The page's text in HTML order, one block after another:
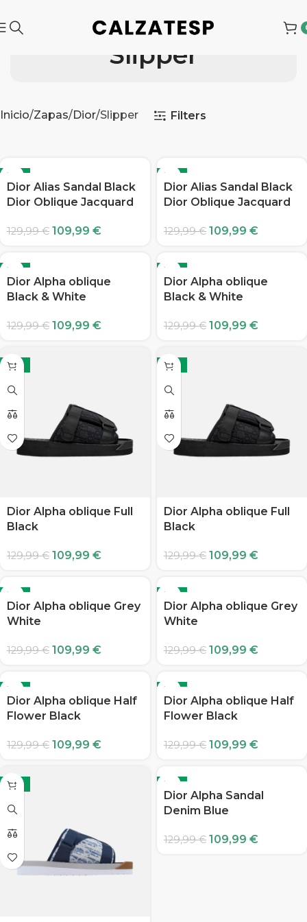
Slipper
Inicio Zapas Dior Slipper Filters
-15%
Dior Alias Sandal Black
Dior Oblique Jacquard
129,99€ 109,99 €
-15%
Dior Alias Sandal Black
Dior Oblique Jacquard
129,99€ 109,99 €
-15%
Dior Alpha oblique
Black & White
129,99€ 109,99 €
-15%
Dior Alpha oblique
Black & White
129,99€ 109,99 €
-15%
Dior Alpha oblique Full
Black
129,99€ 109,99 €
-15%
Dior Alpha oblique Full
Black
129,99€ 109,99 €
-15%
Dior Alpha oblique Grey
White
129,99€ 109,99 €
-15%
Dior Alpha oblique Grey
White
129,99€ 109,99 €
-15%
Dior Alpha oblique Half
Flower Black
129,99€ 109,99 €
-15%
Dior Alpha oblique Half
Flower Black
129,99€ 109,99 €
-15% -15%
Dior Alpha Sandal
Denim Blue
129,99€ 109,99 €